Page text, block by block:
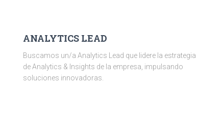
ANALYTICS LEAD
Buscamos un/a Analytics Lead que lidere la estrategia
de Analytics & Insights de la empresa, impulsando
soluciones innovadoras.